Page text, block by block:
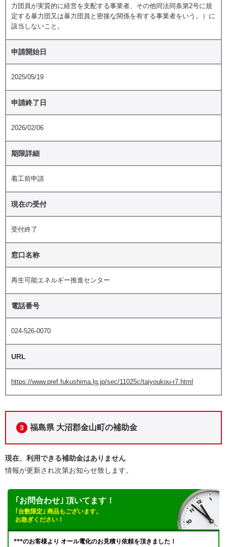
力団員が実質的に経営を支配する事業者、その他同法同条第2号に規
定する暴力団又は暴力団員と密接な関係を有する事業者をいう。）に
該当しないこと。
申請開始日
2025/05/19
申請終了日
2026/02/06
期限詳細
着工前申請
現在の受付
受付終了
窓口名称
再生可能エネルギー推進センター
電話番号
024-526-0070
URL
https://www.pref.fukushima.lg.jp/sec/11025c/taiyoukou-r7.html
3 福島県 大沼郡金山町の補助金
現在、利用できる補助金はありません
情報が更新され次第お知らせ致します。
｢お問合わせ｣ 頂いてます！
｢台数限定｣ 商品もございます。
お急ぎください！